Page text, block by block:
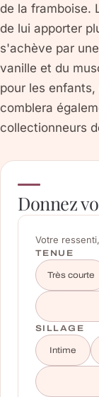
de la framboise.
de lui apporter
s'achève par
vanille et du
pour les
comblera
collectionneurs
Donnez
Votre
TENUE
Très courte
SILLAGE
Intime